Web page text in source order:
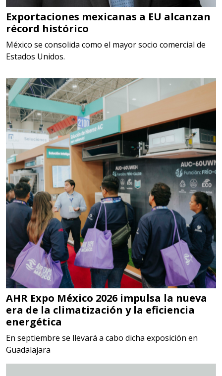
DIGITALES, MULTIPLICADORES,
PARA PUNTAS,
Aplicar al Requerimiento
Empresa en Estado de México
Requiere:
SCRAP
Especificaciones:
Somos Proveedores de GESTION
DE RESIDUOS Y DESTRUCCION
FISCAL
Aplicar al Requerimiento
Empresa en Jalisco
Requiere:
MATERIALES PARA SELLOS DE
SISTEMAS DE ESCAPE
Especificaciones:
Requisitos: Garantizar composición
química y origen adecuados
(especialmente para grafito) y
contar con sistemas de calidad y
Exportaciones mexicanas a EU alcanzan
récord histórico
México se consolida como el mayor socio comercial de
Estados Unidos.
AHR Expo México 2026 impulsa la nueva
era de la climatización y la eficiencia
energética
En septiembre se llevará a cabo dicha exposición en
Guadalajara